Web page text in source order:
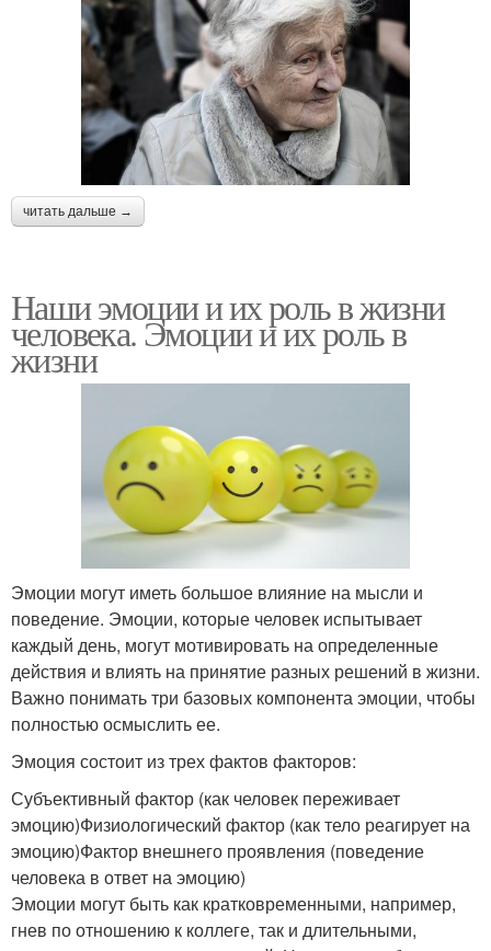
читать дальше →
Наши эмоции и их роль в жизни
человека. Эмоции и их роль в
жизни
Эмоции могут иметь большое влияние на мысли и
поведение. Эмоции, которые человек испытывает
каждый день, могут мотивировать на определенные
действия и влиять на принятие разных решений в жизни.
Важно понимать три базовых компонента эмоции, чтобы
полностью осмыслить ее.
Эмоция состоит из трех фактов факторов:
Субъективный фактор (как человек переживает
эмоцию)Физиологический фактор (как тело реагирует на
эмоцию)Фактор внешнего проявления (поведение
человека в ответ на эмоцию)
Эмоции могут быть как кратковременными, например,
гнев по отношению к коллеге, так и длительными,